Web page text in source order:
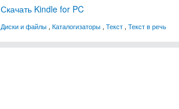
Скачать Kindle for PC
Диски и файлы , Каталогизаторы , Текст , Текст в речь